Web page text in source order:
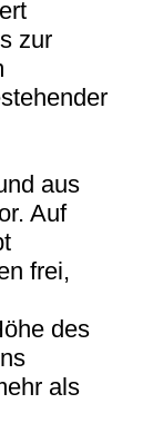
zur
aus
Auf
frei,
des
als